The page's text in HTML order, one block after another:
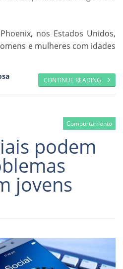
nos Estados Unidos,
e mulheres com idades
CONTINUE READING
Comportamento
podem
jovens